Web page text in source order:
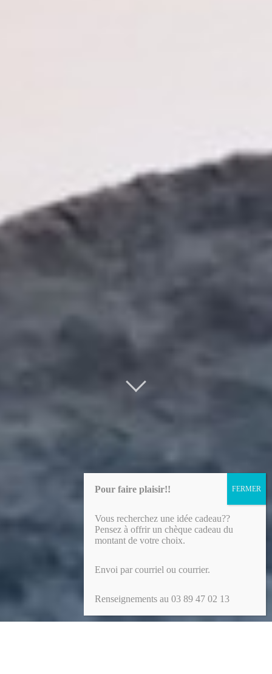
Pour faire plaisir!!
Vous recherchez une idée cadeau??
Pensez à offrir un chèque cadeau du
montant de votre choix.
Envoi par courriel ou courrier.
Renseignements au 03 89 47 02 13